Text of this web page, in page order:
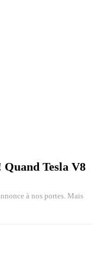
Tesla V8
à nos portes. Mais